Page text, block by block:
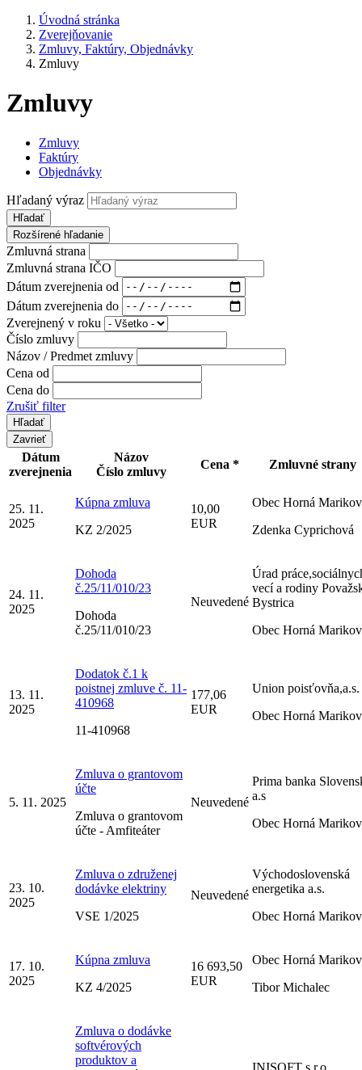
Úvodná stránka
Zverejňovanie
Zmluvy, Faktúry, Objednávky
Zmluvy
Zmluvy
Zmluvy
Faktúry
Objednávky
Hľadaný výraz
Hľadať
Rozšírené hľadanie
Zmluvná strana
Zmluvná strana IČO
Dátum zverejnenia od
Dátum zverejnenia do
Zverejnený v roku
Číslo zmluvy
Názov / Predmet zmluvy
Cena od
Cena do
Zrušiť filter
Zavrieť
Dátum
zverejnenia
Názov
Číslo zmluvy
Cena * Zmluvné strany
25. 11.
2025
Kúpna zmluva
KZ 2/2025
10,00
EUR
Obec Horná
Zdenka Cyprichová
24. 11.
2025
Dohoda
č.25/11/010/23
Dohoda
č.25/11/010/23
Neuvedené
Úrad
vecí a rodiny
Bystrica
Obec Horná
13. 11.
2025
Dodatok č.1 k
poistnej zmluve č. 11-
410968
11-410968
177,06
EUR
Union poisťovňa,a.s.
Obec Horná
5. 11. 2025
Zmluva o grantovom
účte
Zmluva o grantovom
účte - Amfiteáter
Neuvedené
Prima banka
a.s
Obec Horná
23. 10.
2025
Zmluva o združenej
dodávke elektriny
VSE 1/2025
Neuvedené
Východoslovenská
energetika a.s.
Obec Horná
17. 10.
2025
Kúpna zmluva
KZ 4/2025
16 693,50
EUR
Obec Horná
Tibor Michalec
Zmluva o dodávke
softvérových
produktov a
INISOFT s.r.o.